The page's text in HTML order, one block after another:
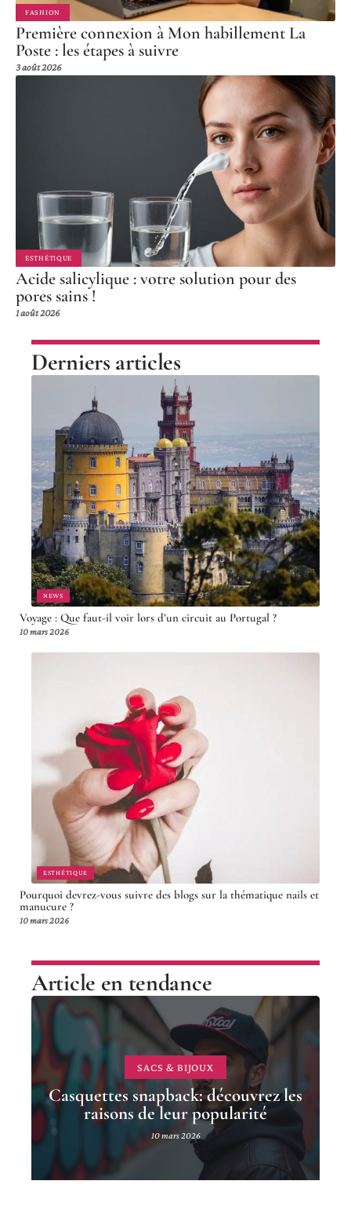
FASHION
Première connexion à Mon habillement La
Poste : les étapes à suivre
3 août 2026
ESTHÉTIQUE
Acide salicylique : votre solution pour des
pores sains !
1 août 2026
Derniers articles
NEWS
Voyage : Que faut-il voir lors d’un circuit au Portugal ?
10 mars 2026
ESTHÉTIQUE
Pourquoi devrez-vous suivre des blogs sur la thématique nails et
manucure ?
10 mars 2026
Article en tendance
SACS & BIJOUX
Casquettes snapback: découvrez les
raisons de leur popularité
10 mars 2026